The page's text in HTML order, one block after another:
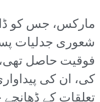
مارکس، جس کو
شعوری جدلیات
فوقیت حاصل
کی، ان کی